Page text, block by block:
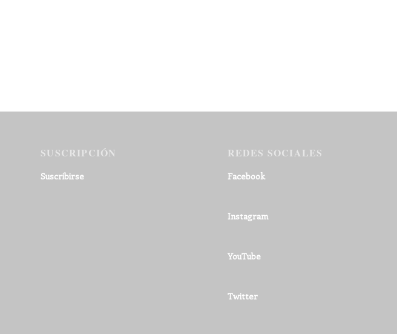
SUSCRIPCIÓN
Suscribirse
REDES SOCIALES
Facebook
Instagram
YouTube
Twitter